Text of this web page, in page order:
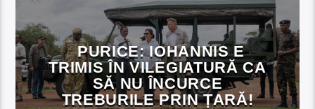
PURICE: IOHANNIS E
TRIMIS ÎN VILEGIATURĂ CA
SĂ NU ÎNCURCE
TREBURILE PRIN ȚARĂ!